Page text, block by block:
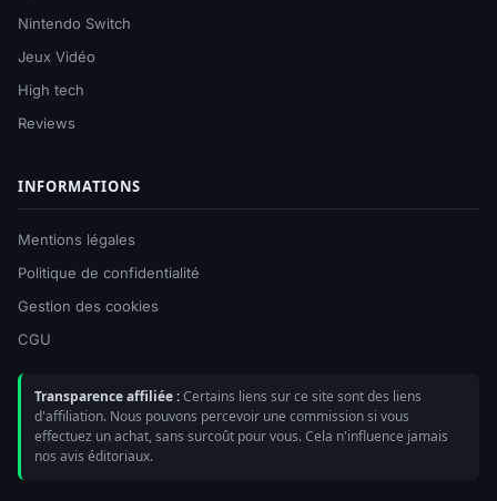
Nintendo Switch
Jeux Vidéo
High tech
Reviews
INFORMATIONS
Mentions légales
Politique de confidentialité
Gestion des cookies
CGU
Transparence affiliée :Certains liens sur ce site sont des liens
d'affiliation. Nous pouvons percevoir une commission si vous
effectuez un achat, sans surcoût pour vous. Cela n'influence jamais
nos avis éditoriaux.